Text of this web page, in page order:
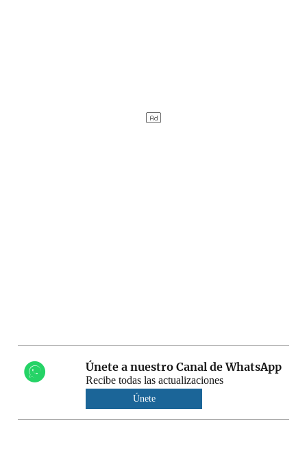
Únete a nuestro Canal de WhatsApp
Recibe todas las actualizaciones
Únete